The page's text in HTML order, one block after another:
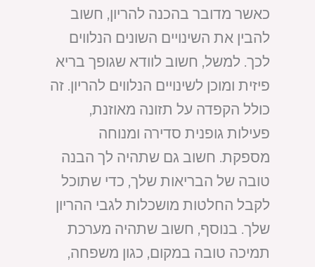
כאשר מדובר בהכנה להריון, חשוב
להבין את השינויים השונים הנלווים
לכך. למשל, חשוב לוודא שגופך בריא
פיזית ומוכן לשינויים הנלווים להריון. זה
כולל הקפדה על תזונה מאוזנת,
פעילות גופנית סדירה ומנוחה
מספקת. חשוב גם שתהיה לך הבנה
טובה של הבריאות שלך, כדי שתוכל
לקבל החלטות מושכלות לגבי ההריון
שלך. בנוסף, חשוב שתהיה מערכת
תמיכה טובה במקום, כגון משפחה,